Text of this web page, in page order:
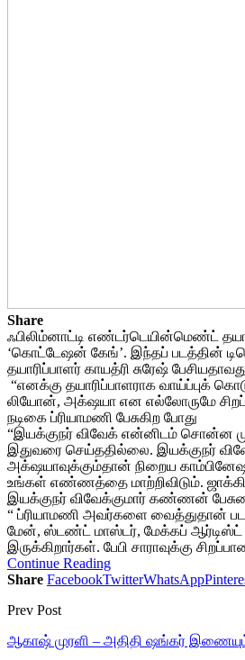
Share
ஃபிலிம்னாட்டி எண்டர்டெயின்மெண்ட்
‘கொட்டேஷன் கேங்’. இந்தப் படத்தின்
தயாரிப்பாளர் காயத்ரி சுரேஷ்
“எனக்கு தயாரிப்பாளராக வாய்ப்புக்
லியோன், அக்‌ஷயா என எல்லோருமே
நடிகை ப்ரியாமணி பேசுகிற போது
“இயக்குநர் விவேக் என்னிடம் சொன்ன
இதுவரை செய்ததில்லை. இயக்குநர்
அக்‌ஷயாவுக்கும்தான் நிறைய
உங்கள் எண்ணத்தை மாற்றிவிடும். ஜாக்கி
இயக்குநர் விவேக்குமார் கண்ணன்
“ ப்ரியாமணி அவர்களை வைத்துதான்
மேன், ஸ்டண்ட் மாஸ்டர், மேக்கப் ஆர்டிஸ்ட்
இருக்கிறார்கள். பேபி சாராவுக்கு
Continue Reading
Share FacebookTwitterWhatsApp
Prev Post
ஆகாஷ் முரளி – அதிதி ஷங்கர் இணையும்